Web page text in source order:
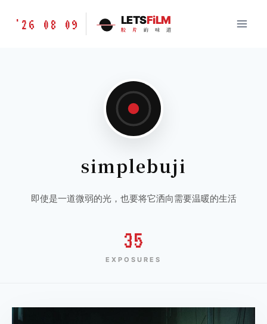
胶
'26 08 09 LETSFiLM
胶 片 的 味 道
simplebuji
即使是一道微弱的光，也要将它洒向需要温暖的生活
35
EXPOSURES